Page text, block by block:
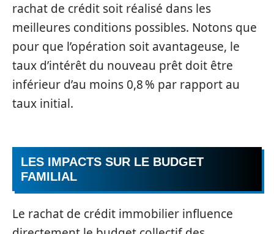
rachat de crédit soit réalisé dans les
meilleures conditions possibles. Notons que
pour que l’opération soit avantageuse, le
taux d’intérêt du nouveau prêt doit être
inférieur d’au moins 0,8 % par rapport au
taux initial.
LES IMPACTS SUR LE BUDGET
FAMILIAL
Le rachat de crédit immobilier influence